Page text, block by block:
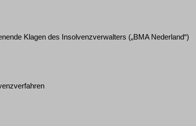
Klagen des Insolvenzverwalters („BMA Nederland“)